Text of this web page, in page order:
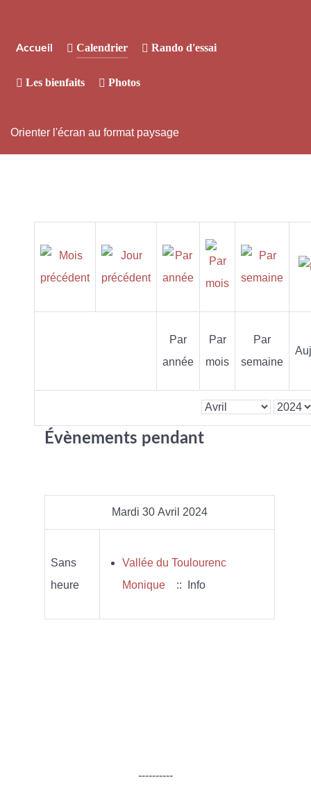
Accueil Calendrier Rando d'essai
Les bienfaits Photos
Orienter l'écran au format paysage
Par
année
Par
mois
Par
semaine
Évènements pendant
Mardi 30 Avril 2024
Sans
heure
Vallée du Toulourenc
Monique
:: Info
----------